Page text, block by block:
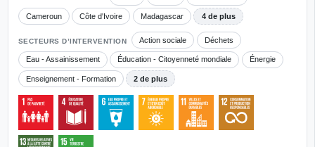
Cameroun Côte d'Ivoire Madagascar 4 de plus
SECTEURS D’INTERVENTION Action sociale Déchets
Eau - Assainissement Éducation - Citoyenneté mondiale Énergie
Enseignement - Formation 2 de plus